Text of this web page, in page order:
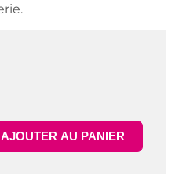
AJOUTER AU PANIER